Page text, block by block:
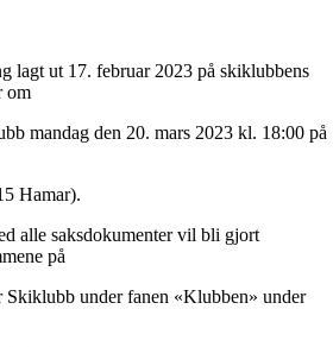
lagt ut 17. februar 2023 på skiklubbens
om
mandag den 20. mars 2023 kl. 18:00 på
Hamar).
alle saksdokumenter vil bli gjort
på
Skiklubb under fanen «Klubben» under